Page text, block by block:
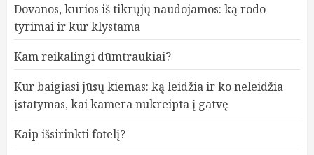
Dovanos, kurios iš tikrųjų naudojamos: ką rodo
tyrimai ir kur klystama
Kam reikalingi dūmtraukiai?
Kur baigiasi jūsų kiemas: ką leidžia ir ko neleidžia
įstatymas, kai kamera nukreipta į gatvę
Kaip išsirinkti fotelį?